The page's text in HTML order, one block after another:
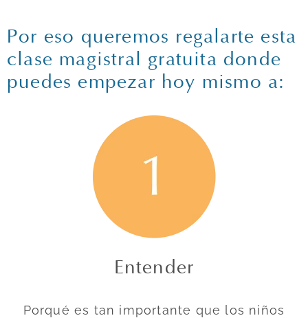
Por eso queremos regalarte esta
clase magistral gratuita donde
puedes empezar hoy mismo a:
Entender
Porqué es tan importante que los niños